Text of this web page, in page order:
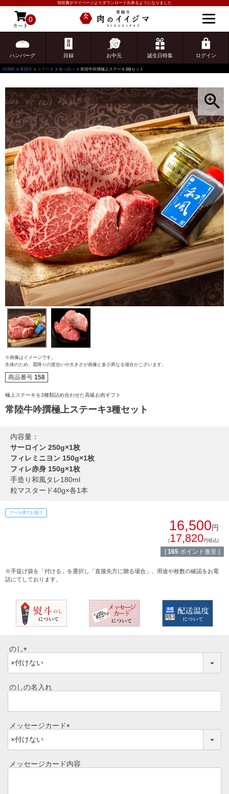
領収書がマイページよりダウンロード出来るようになりました
カート
0
ハンバーグ 目録 お中元 誕生日特集 ログイン
ゲスト 様こんにちは
ログイン
配送・送料
熨斗・カード
イイジマとは
ゴルフコンペ
よくある質問
食べ方レシピ
焼き方レシピ
牛肉部位一覧
食べ方からから探す
しゃぶしゃぶ
焼き肉
レトルトカレー
プレミアムギフト
HOME 常陸牛 ステーキ 食べ比べ 常陸牛吟撰極上ステーキ3種セット
※画像はイメージです。
生体のため、霜降りの度合いや大きさが画像と多少異なる場合がございます。
商品番号 158
極上ステーキを3種類詰め合わせた高級お肉ギフト
常陸牛吟撰極上ステーキ3種セット
内容量：
サーロイン 250g×1枚
フィレミニヨン 150g×1枚
フィレ赤身 150g×1枚
手造り和風タレ180ml
粒マスタード40g×各1本
クール便でお届け
16,500円
(17,820円税込)
[ 165 ポイント進呈 ]
※手提げ袋を「付ける」を選択し「直接先方に贈る場合」、用途や枚数の確認をお電
話にてしております。
のし
(
必
須
のしの名入れ
メッセージカード
必
須
メッセージカード内容